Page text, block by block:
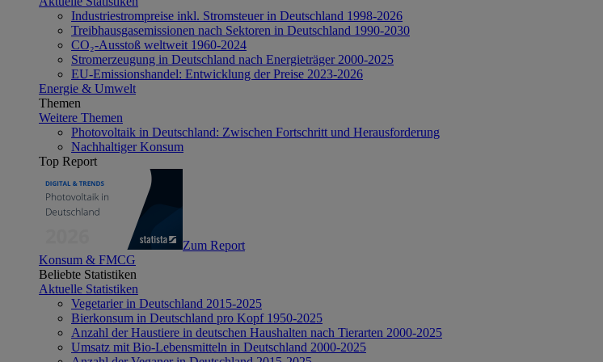
Industriestrompreise inkl. Stromsteuer in Deutschland 1998-2026
Treibhausgasemissionen nach Sektoren in Deutschland 1990-2030
CO₂-Ausstoß weltweit 1960-2024
Stromerzeugung in Deutschland nach Energieträger 2000-2025
EU-Emissionshandel: Entwicklung der Preise 2023-2026
Energie & Umwelt
Themen
Weitere Themen
Photovoltaik in Deutschland: Zwischen Fortschritt und Herausforderung
Nachhaltiger Konsum
Top Report
Zum Report
Konsum & FMCG
Beliebte Statistiken
Aktuelle Statistiken
Vegetarier in Deutschland 2015-2025
Bierkonsum in Deutschland pro Kopf 1950-2025
Anzahl der Haustiere in deutschen Haushalten nach Tierarten 2000-2025
Umsatz mit Bio-Lebensmitteln in Deutschland 2000-2025